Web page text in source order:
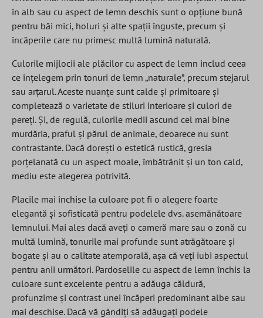
în alb sau cu aspect de lemn deschis sunt o opțiune bună
pentru băi mici, holuri și alte spații înguste, precum și
încăperile care nu primesc multă lumină naturală.
Culorile mijlocii ale plăcilor cu aspect de lemn includ ceea
ce înțelegem prin tonuri de lemn „naturale”, precum stejarul
sau arțarul. Aceste nuanțe sunt calde și primitoare și
completează o varietate de stiluri interioare și culori de
pereți. Și, de regulă, culorile medii ascund cel mai bine
murdăria, praful și părul de animale, deoarece nu sunt
contrastante. Dacă dorești o estetică rustică, gresia
porțelanată cu un aspect moale, îmbătrânit și un ton cald,
mediu este alegerea potrivită.
Placile mai închise la culoare pot fi o alegere foarte
elegantă și sofisticată pentru podelele dvs. asemănătoare
lemnului. Mai ales dacă aveți o cameră mare sau o zonă cu
multă lumină, tonurile mai profunde sunt atrăgătoare și
bogate și au o calitate atemporală, așa că veți iubi aspectul
pentru anii următori. Pardoselile cu aspect de lemn închis la
culoare sunt excelente pentru a adăuga căldură,
profunzime și contrast unei încăperi predominant albe sau
mai deschise. Dacă vă gândiți să adăugați podele